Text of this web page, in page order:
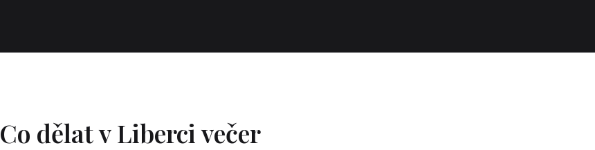
Co dělat v Liberci večer